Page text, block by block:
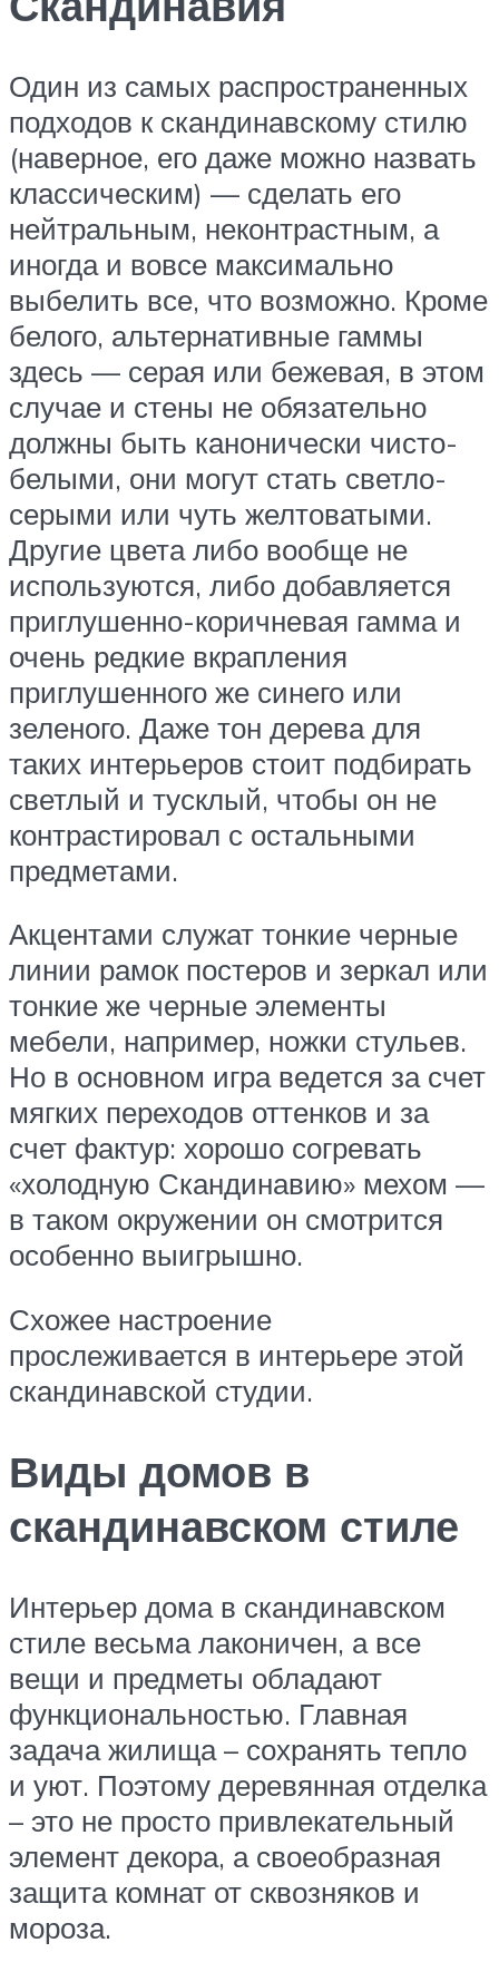
Один из самых распространенных
подходов к скандинавскому стилю
(наверное, его даже можно назвать
классическим) — сделать его
нейтральным, неконтрастным, а
иногда и вовсе максимально
выбелить все, что возможно. Кроме
белого, альтернативные гаммы
здесь — серая или бежевая, в этом
случае и стены не обязательно
должны быть канонически чисто-
белыми, они могут стать светло-
серыми или чуть желтоватыми.
Другие цвета либо вообще не
используются, либо добавляется
приглушенно-коричневая гамма и
очень редкие вкрапления
приглушенного же синего или
зеленого. Даже тон дерева для
таких интерьеров стоит подбирать
светлый и тусклый, чтобы он не
контрастировал с остальными
предметами.
Акцентами служат тонкие черные
линии рамок постеров и зеркал или
тонкие же черные элементы
мебели, например, ножки стульев.
Но в основном игра ведется за счет
мягких переходов оттенков и за
счет фактур: хорошо согревать
«холодную Скандинавию» мехом —
в таком окружении он смотрится
особенно выигрышно.
Схожее настроение
прослеживается в интерьере этой
скандинавской студии.
Виды домов в
скандинавском стиле
Интерьер дома в скандинавском
стиле весьма лаконичен, а все
вещи и предметы обладают
функциональностью. Главная
задача жилища – сохранять тепло
и уют. Поэтому деревянная отделка
– это не просто привлекательный
элемент декора, а своеобразная
защита комнат от сквозняков и
мороза.